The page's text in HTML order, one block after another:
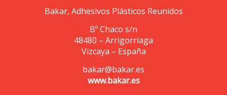
Bakar, Adhesivos Plásticos Reunidos
Bº Chaco s/n
48480 – Arrigorriaga
Vizcaya – España
bakar@bakar.es
www.bakar.es